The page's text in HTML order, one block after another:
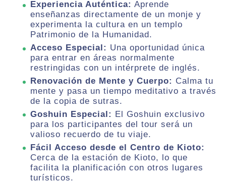
Experiencia Auténtica: Aprende
enseñanzas directamente de un monje y
experimenta la cultura en un templo
Patrimonio de la Humanidad.
Acceso Especial: Una oportunidad única
para entrar en áreas normalmente
restringidas con un intérprete de inglés.
Renovación de Mente y Cuerpo: Calma tu
mente y pasa un tiempo meditativo a través
de la copia de sutras.
Goshuin Especial: El Goshuin exclusivo
para los participantes del tour será un
valioso recuerdo de tu viaje.
Fácil Acceso desde el Centro de Kioto:
Cerca de la estación de Kioto, lo que
facilita la planificación con otros lugares
turísticos.